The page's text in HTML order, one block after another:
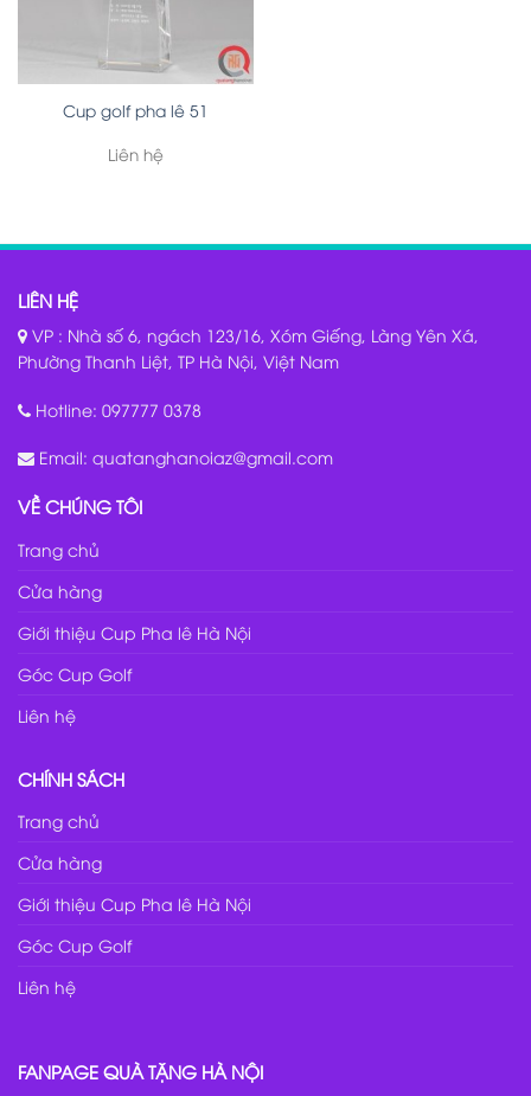
Cup golf pha lê 51
Liên hệ
LIÊN HỆ
VP : Nhà số 6, ngách 123/16, Xóm Giếng, Làng Yên Xá,
Phường Thanh Liệt, TP Hà Nội, Việt Nam
Hotline: 097777 0378
Email: quatanghanoiaz@gmail.com
VỀ CHÚNG TÔI
Trang chủ
Cửa hàng
Giới thiệu Cup Pha lê Hà Nội
Góc Cup Golf
Liên hệ
CHÍNH SÁCH
Trang chủ
Cửa hàng
Giới thiệu Cup Pha lê Hà Nội
Góc Cup Golf
Liên hệ
FANPAGE QUÀ TẶNG HÀ NỘI